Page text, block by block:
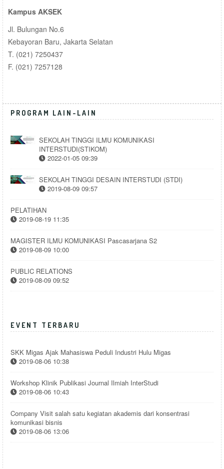
Kampus AKSEK
Jl. Bulungan No.6
Kebayoran Baru, Jakarta Selatan
T. (021) 7250437
F. (021) 7257128
PROGRAM LAIN-LAIN
SEKOLAH TINGGI ILMU KOMUNIKASI
INTERSTUDI(STIKOM)
2022-01-05 09:39
SEKOLAH TINGGI DESAIN INTERSTUDI (STDI)
2019-08-09 09:57
PELATIHAN
2019-08-19 11:35
MAGISTER ILMU KOMUNIKASI Pascasarjana S2
2019-08-09 10:00
PUBLIC RELATIONS
2019-08-09 09:52
EVENT TERBARU
SKK Migas Ajak Mahasiswa Peduli Industri Hulu Migas
2019-08-06 10:38
Workshop Klinik Publikasi Journal Ilmiah InterStudi
2019-08-06 10:43
Company Visit salah satu kegiatan akademis dari konsentrasi
komunikasi bisnis
2019-08-06 13:06